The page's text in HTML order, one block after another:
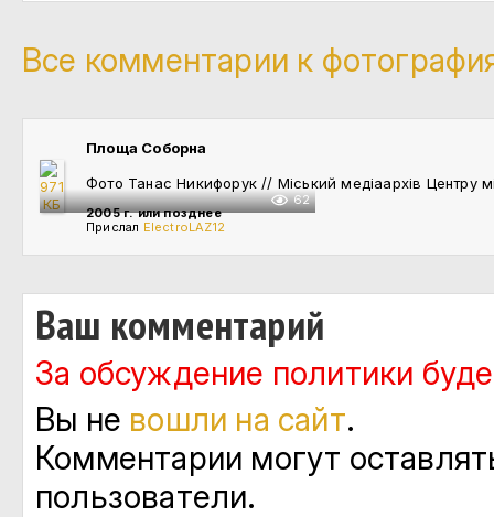
Все комментарии к
62
Площа Соборна
Фото Танас Никифорук // Міський медіаархів Центру
2005 г. или позднее
Прислал ElectroLAZ12
Ваш комментарий
За обсуждение политики
Вы не вошли на сайт.
Комментарии могут
пользователи.